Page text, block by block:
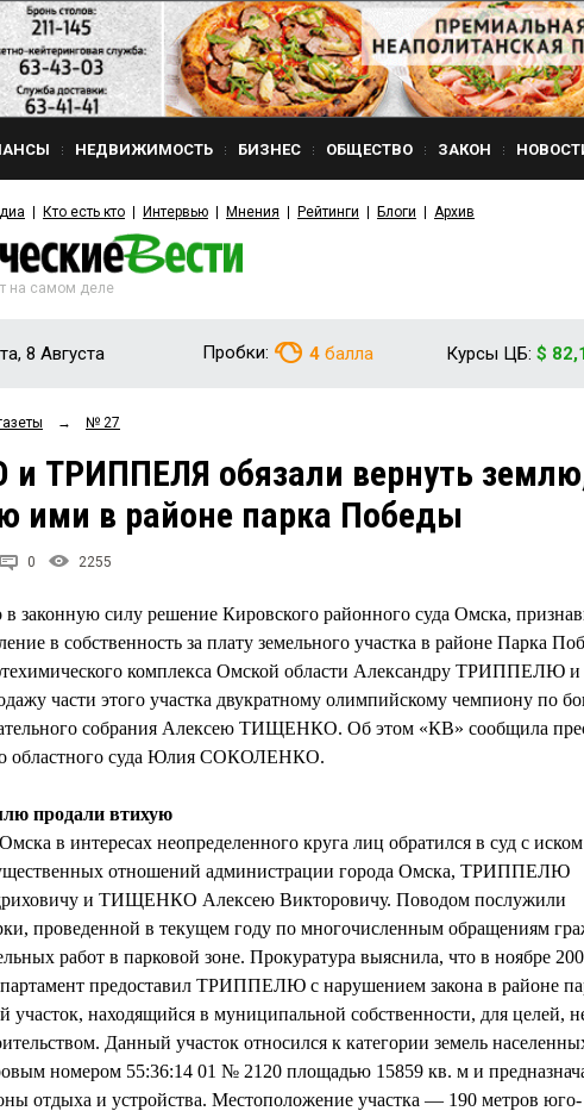
НЕДВИЖИМОСТЬ БИЗНЕС ОБЩЕСТВО ЗАКОН
Кто есть кто Интервью Мнения Рейтинги Блоги Архив
на самом деле
8 Августа Пробки: 4 балла Курсы ЦБ: $
→ № 27
ТРИППЕЛЯ обязали вернуть
ими в районе парка Победы
0 2255
законную силу решение Кировского районного суда Омска,
в собственность за плату земельного участка в районе Парка
комплекса Омской области Александру ТРИППЕЛЮ и
части этого участка двукратному олимпийскому чемпиону по
собрания Алексею ТИЩЕНКО. Об этом «КВ» сообщила
областного суда Юлия СОКОЛЕНКО.
продали втихую
в интересах неопределенного круга лиц обратился в суд с
отношений администрации города Омска, ТРИППЕЛЮ
и ТИЩЕНКО Алексею Викторовичу. Поводом послужили
проведенной в текущем году по многочисленным обращениям
работ в парковой зоне. Прокуратура выяснила, что в ноябре
предоставил ТРИППЕЛЮ с нарушением закона в районе
участок, находящийся в муниципальной собственности, для целей,
Данный участок относился к категории земель
номером 55:36:14 01 № 2120 площадью 15859 кв. м и
отдыха и устройства. Местоположение участка — 190 метров юго-